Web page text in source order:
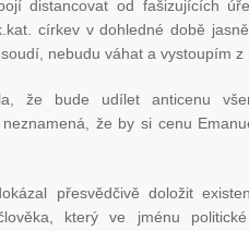
distancovat od fašizujících
církev v dohledné době
nebudu váhat a vystoupím z
že bude udílet anticenu
že by si cenu
přesvědčivě doložit
který ve jménu